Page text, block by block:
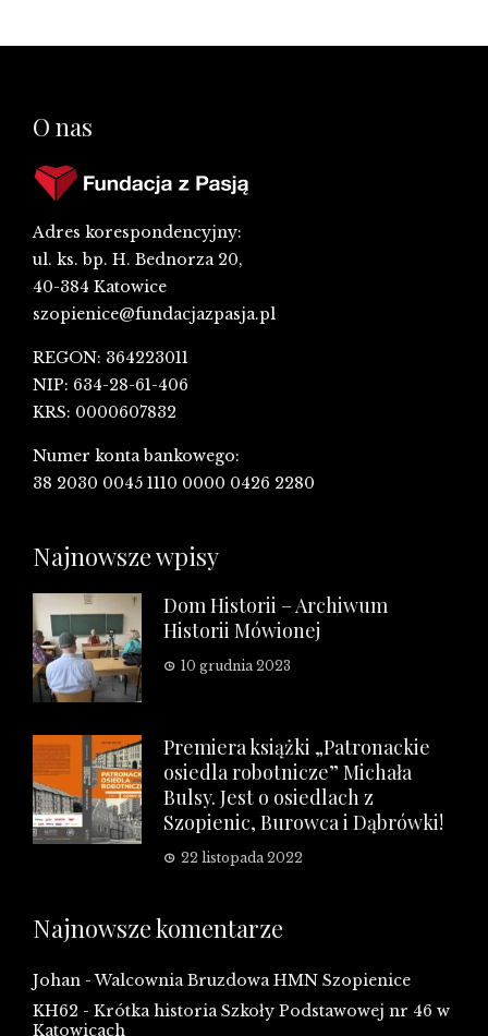
O nas
Adres korespondencyjny:
ul. ks. bp. H. Bednorza 20,
40-384 Katowice
szopienice@fundacjazpasja.pl
REGON: 364223011
NIP: 634-28-61-406
KRS: 0000607832
Numer konta bankowego:
38 2030 0045 1110 0000 0426 2280
Najnowsze wpisy
Dom Historii – Archiwum
Historii Mówionej
10 grudnia 2023
Premiera książki „Patronackie
osiedla robotnicze” Michała
Bulsy. Jest o osiedlach z
Szopienic, Burowca i Dąbrówki!
22 listopada 2022
Najnowsze komentarze
Johan -Walcownia Bruzdowa HMN Szopienice
KH62 - Krótka historia Szkoły Podstawowej nr 46 w
Katowicach